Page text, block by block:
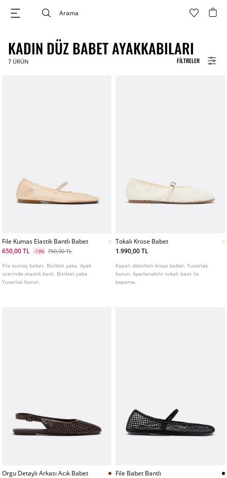
FILTRELER
KADIN DÜZ BABET AYAKKABILARI
7 ÜRÜN
File Kumas Elastik Bantlı Babet
650,00 TL
-13% 750,00 TL
File kumaş babet. Bisiklet yaka. Ayak
üzerinde elastik bant. Bisiklet yaka.
Yuvarlak burun.
Tokalı Krose Babet
1.990,00 TL
Kapalı dekolteli kroşe babet. Yuvarlak
burun. Ayarlanabilir tokalı bant ile
kapama.
Orgu Detaylı Arkası Acık Babet
File Babet Bantlı